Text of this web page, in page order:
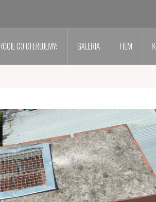
CO OFERUJEMY: GALERIA FILM